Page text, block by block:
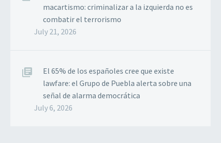
macartismo: criminalizar a la izquierda no es
combatir el terrorismo
July 21, 2026
El 65% de los españoles cree que existe
lawfare: el Grupo de Puebla alerta sobre una
señal de alarma democrática
July 6, 2026